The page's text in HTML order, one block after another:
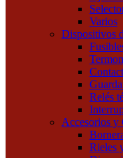
Varios
Dispositivos
Relés
Accesorios y
Rieles